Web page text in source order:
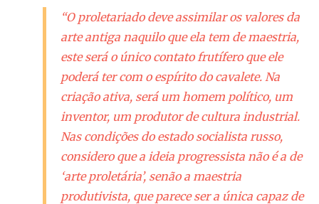
“O proletariado deve assimilar os valores da
arte antiga naquilo que ela tem de maestria,
este será o único contato frutífero que ele
poderá ter com o espírito do cavalete. Na
criação ativa, será um homem político, um
inventor, um produtor de cultura industrial.
Nas condições do estado socialista russo,
considero que a ideia progressista não é a de
‘arte proletária’, senão a maestria
produtivista, que parece ser a única capaz de